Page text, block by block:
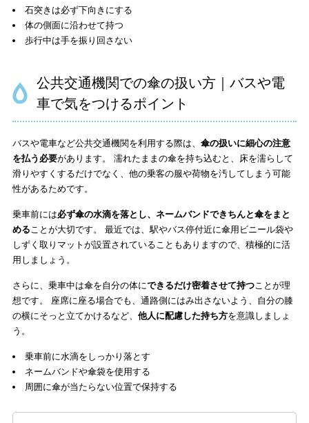
石突きは必ず下向きにする
体の側面に沿わせて持つ
歩行中は手を振り回さない
公共交通機関での傘の扱い方｜バスや電
車で気をつけるポイント
バスや電車など公共交通機関を利用する際は、 傘の扱いに細心の注意
を払う必要があります。 濡れたままの傘を持ち込むと、床を濡らして
滑りやすくするだけでなく、他の乗客の服や荷物を汚してしまう可能
性があるためです。
乗車前には必ず傘の水滴を落とし、ネームバンドできちんと傘をまと
める ことが大切です。 最近では、駅やバス停付近に傘用ビニール袋や
しずく取りマットが設置されていることもありますので、積極的に活
用しましょう。
さらに、乗車中は傘を自分の体にできるだけ密着させて持つことが理
想です。 座席に座る場合でも、通路側にはみ出さないよう、自分の膝
の横にそっと立てかけるなど、 他人に配慮した持ち方を意識しましょ
う。
乗車前に水滴をしっかり落とす
ネームバンドや傘袋を使用する
周囲に傘が当たらない位置で保持する